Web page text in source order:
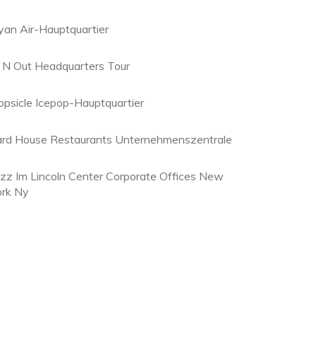
Air-Hauptquartier
N Out Headquarters Tour
Icepop-Hauptquartier
House Restaurants Unternehmenszentrale
Im Lincoln Center Corporate Offices New
Ny